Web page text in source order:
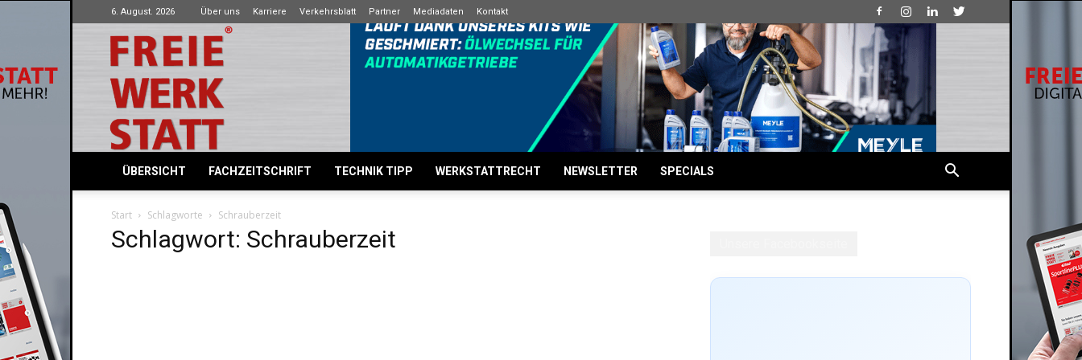
6. August. 2026 Über uns Karriere Verkehrsblatt Partner Mediadaten Kontakt
Freie
Werkstatt
ÜBERSICHT FACHZEITSCHRIFT TECHNIK TIPP WERKSTATTRECHT NEWSLETTER SPECIALS
Start Schlagworte Schrauberzeit
Schlagwort: Schrauberzeit